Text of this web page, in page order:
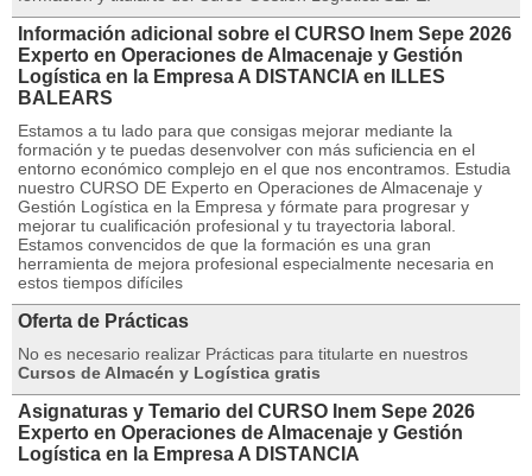
Información adicional sobre el CURSO Inem Sepe 2026
Experto en Operaciones de Almacenaje y Gestión
Logística en la Empresa A DISTANCIA en ILLES
BALEARS
Estamos a tu lado para que consigas mejorar mediante la
formación y te puedas desenvolver con más suficiencia en el
entorno económico complejo en el que nos encontramos. Estudia
nuestro CURSO DE Experto en Operaciones de Almacenaje y
Gestión Logística en la Empresa y fórmate para progresar y
mejorar tu cualificación profesional y tu trayectoria laboral.
Estamos convencidos de que la formación es una gran
herramienta de mejora profesional especialmente necesaria en
estos tiempos difíciles
Oferta de Prácticas
No es necesario realizar Prácticas para titularte en nuestros
Cursos de Almacén y Logística gratis
Asignaturas y Temario del CURSO Inem Sepe 2026
Experto en Operaciones de Almacenaje y Gestión
Logística en la Empresa A DISTANCIA